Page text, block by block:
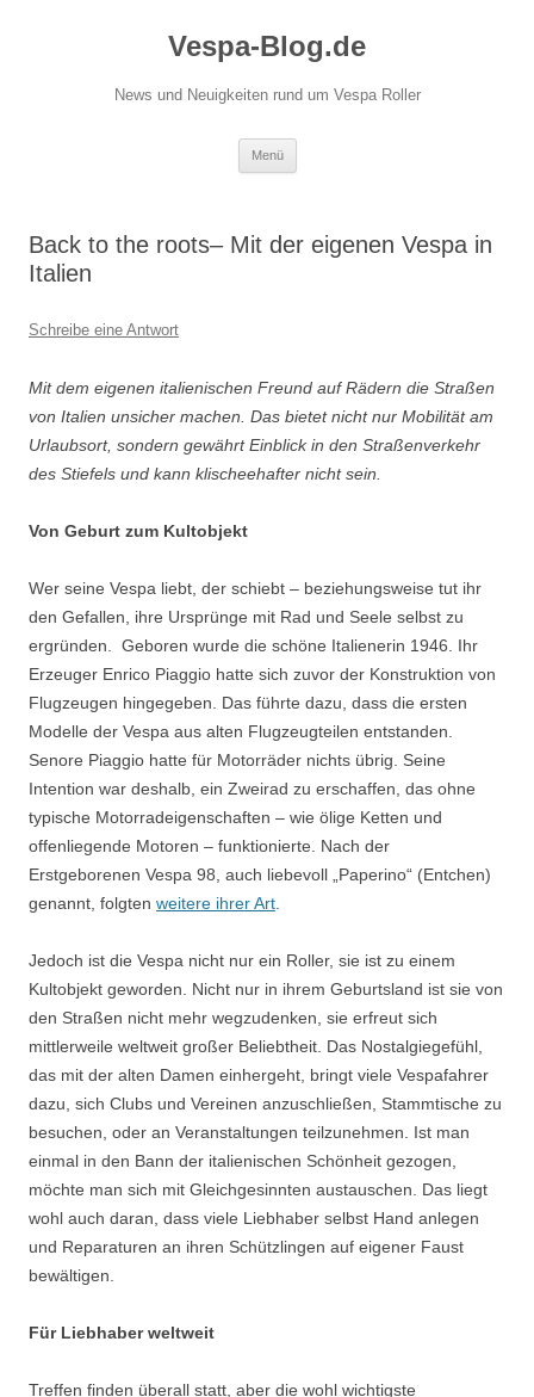
Vespa-Blog.de
News und Neuigkeiten rund um Vespa Roller
Menü
Back to the roots– Mit der eigenen Vespa in
Italien
Schreibe eine Antwort
Mit dem eigenen italienischen Freund auf Rädern die Straßen
von Italien unsicher machen. Das bietet nicht nur Mobilität am
Urlaubsort, sondern gewährt Einblick in den Straßenverkehr
des Stiefels und kann klischeehafter nicht sein.
Von Geburt zum Kultobjekt
Wer seine Vespa liebt, der schiebt – beziehungsweise tut ihr
den Gefallen, ihre Ursprünge mit Rad und Seele selbst zu
ergründen. Geboren wurde die schöne Italienerin 1946. Ihr
Erzeuger Enrico Piaggio hatte sich zuvor der Konstruktion von
Flugzeugen hingegeben. Das führte dazu, dass die ersten
Modelle der Vespa aus alten Flugzeugteilen entstanden.
Senore Piaggio hatte für Motorräder nichts übrig. Seine
Intention war deshalb, ein Zweirad zu erschaffen, das ohne
typische Motorradeigenschaften – wie ölige Ketten und
offenliegende Motoren – funktionierte. Nach der
Erstgeborenen Vespa 98, auch liebevoll „Paperino“ (Entchen)
genannt, folgten weitere ihrer Art
Jedoch ist die Vespa nicht nur ein Roller, sie ist zu einem
Kultobjekt geworden. Nicht nur in ihrem Geburtsland ist sie von
den Straßen nicht mehr wegzudenken, sie erfreut sich
mittlerweile weltweit großer Beliebtheit. Das Nostalgiegefühl,
das mit der alten Damen einhergeht, bringt viele Vespafahrer
dazu, sich Clubs und Vereinen anzuschließen, Stammtische zu
besuchen, oder an Veranstaltungen teilzunehmen. Ist man
einmal in den Bann der italienischen Schönheit gezogen,
möchte man sich mit Gleichgesinnten austauschen. Das liegt
wohl auch daran, dass viele Liebhaber selbst Hand anlegen
und Reparaturen an ihren Schützlingen auf eigener Faust
bewältigen.
Für Liebhaber weltweit
Treffen finden überall statt, aber die wohl wichtigste